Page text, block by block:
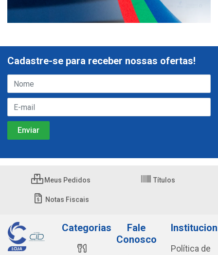
Cadastre-se para receber nossas ofertas!
Meus Pedidos Títulos
Notas Fiscais
Categorias
Fale
Conosco
Política de